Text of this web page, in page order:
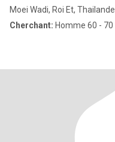
Moei Wadi, Roi Et, Thailande
Cherchant: Homme 60 - 70